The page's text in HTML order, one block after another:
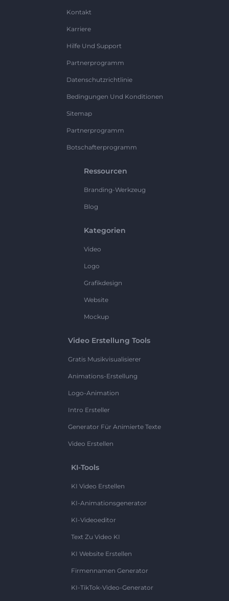
Kontakt
Karriere
Hilfe Und Support
Partnerprogramm
Datenschutzrichtlinie
Bedingungen Und Konditionen
Sitemap
Partnerprogramm
Botschafterprogramm
Ressourcen
Branding-Werkzeug
Blog
Kategorien
Video
Logo
Grafikdesign
Website
Mockup
Video Erstellung Tools
Gratis Musikvisualisierer
Animations-Erstellung
Logo-Animation
Intro Ersteller
Generator Für Animierte Texte
Video Erstellen
KI-Tools
KI Video Erstellen
KI-Animationsgenerator
KI-Videoeditor
Text Zu Video KI
KI Website Erstellen
Firmennamen Generator
KI-TikTok-Video-Generator